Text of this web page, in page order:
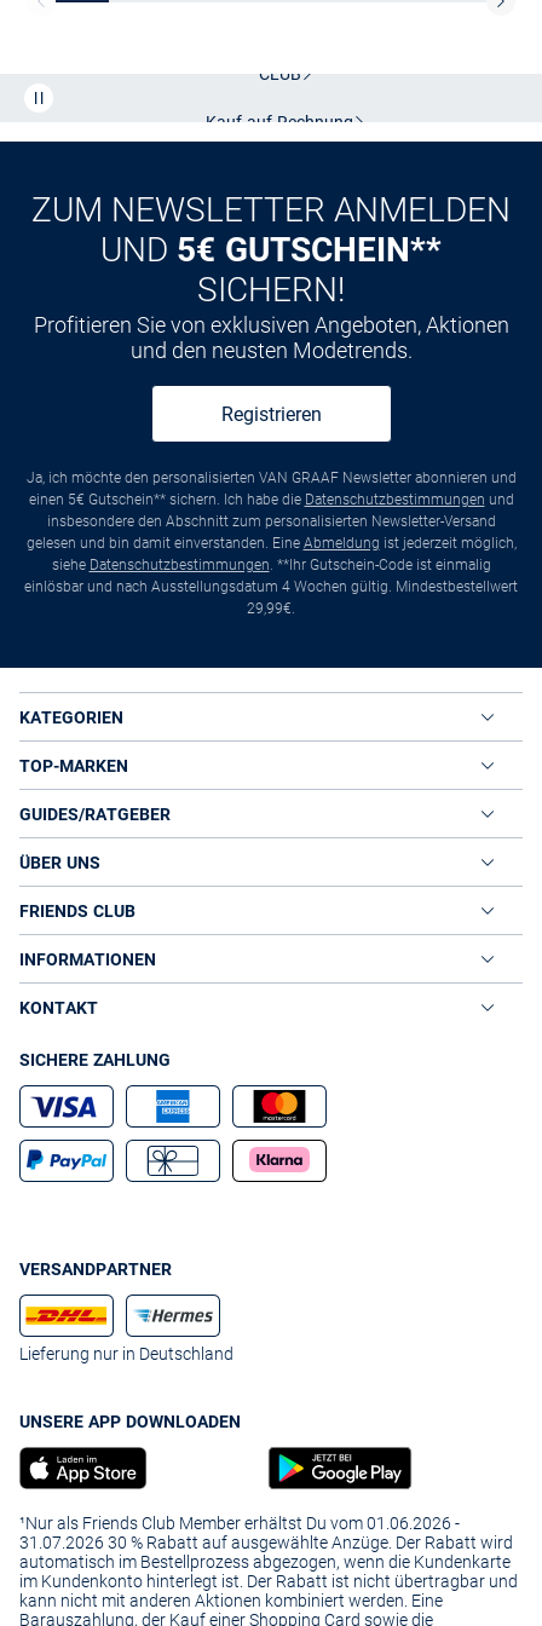
CLUB
Kauf auf Rechnung
ZUM NEWSLETTER ANMELDEN
UND 5€ GUTSCHEIN**
SICHERN!
Profitieren Sie von exklusiven Angeboten, Aktionen
und den neusten Modetrends.
Registrieren
Ja, ich möchte den personalisierten VAN GRAAF Newsletter abonnieren und
einen 5€ Gutschein** sichern. Ich habe die Datenschutzbestimmungen und
insbesondere den Abschnitt zum personalisierten Newsletter-Versand
gelesen und bin damit einverstanden. Eine Abmeldung ist jederzeit möglich,
siehe Datenschutzbestimmungen. **Ihr Gutschein-Code ist einmalig
einlösbar und nach Ausstellungsdatum 4 Wochen gültig. Mindestbestellwert
29,99€.
KATEGORIEN
TOP-MARKEN
GUIDES/RATGEBER
ÜBER UNS
FRIENDS CLUB
INFORMATIONEN
KONTAKT
SICHERE ZAHLUNG
VERSANDPARTNER
Lieferung nur in Deutschland
UNSERE APP DOWNLOADEN
¹Nur als Friends Club Member erhältst Du vom 01.06.2026 -
31.07.2026 30 % Rabatt auf ausgewählte Anzüge. Der Rabatt wird
automatisch im Bestellprozess abgezogen, wenn die Kundenkarte
im Kundenkonto hinterlegt ist. Der Rabatt ist nicht übertragbar und
kann nicht mit anderen Aktionen kombiniert werden. Eine
Barauszahlung, der Kauf einer Shopping Card sowie die